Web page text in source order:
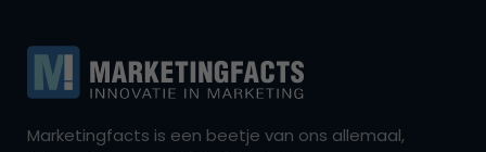
Marketingfacts is een beetje van ons allemaal,